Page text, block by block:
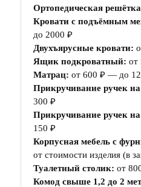
Ортопедическая
Кровати с подъёмным
до 2000 ₽
Двухъярусные кровати:
Ящик подкроватный: от
Матрац: от 600 ₽ — до
Прикручивание ручек
300 ₽
Прикручивание ручек
150 ₽
Корпусная мебель с
от стоимости изделия (в
Туалетный столик: от
Комод свыше 1,2 до 2